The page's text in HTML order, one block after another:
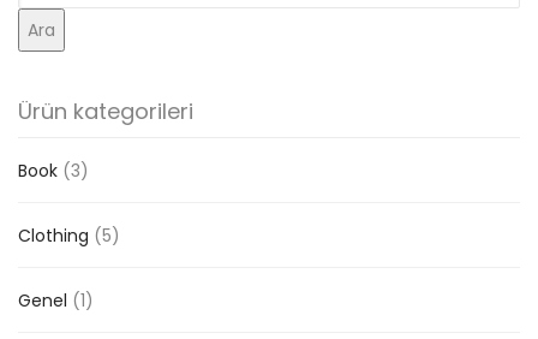
Ara
Ürün kategorileri
Book (3)
Clothing (5)
Genel (1)